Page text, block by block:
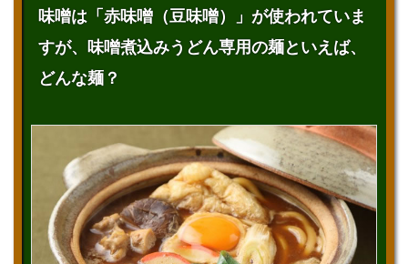
味噌は「赤味噌（豆味噌）」が使われていま
すが、味噌煮込みうどん専用の麺といえば、
どんな麺？